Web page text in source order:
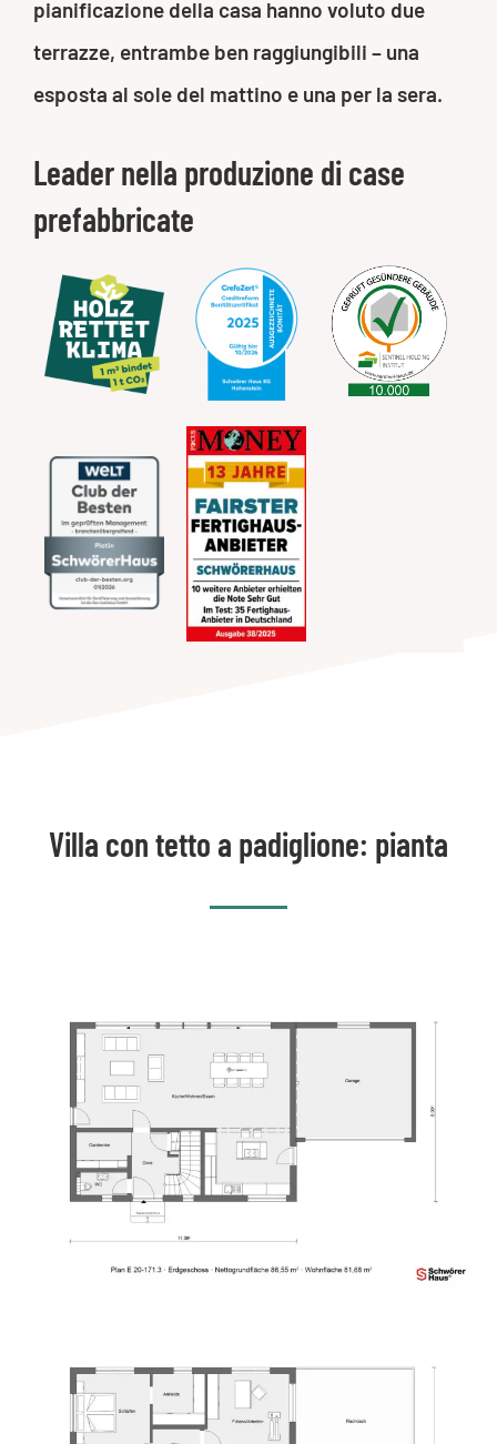
pianificazione della casa hanno voluto due
terrazze, entrambe ben raggiungibili – una
esposta al sole del mattino e una per la sera.
Leader nella produzione di case
prefabbricate
Villa con tetto a padiglione: pianta